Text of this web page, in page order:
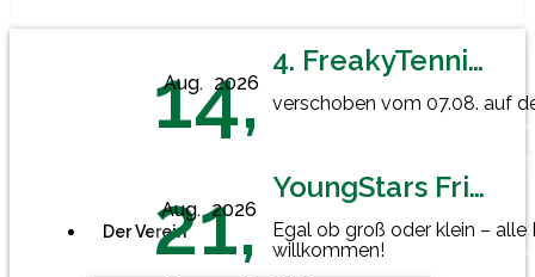
Der Verein
Aug.
14,
2026
4. FreakyTennisFriday
verschoben vom 07.08. auf
Aug.
21,
2026
YoungStars Friday
Egal ob groß oder klein –
willkommen!